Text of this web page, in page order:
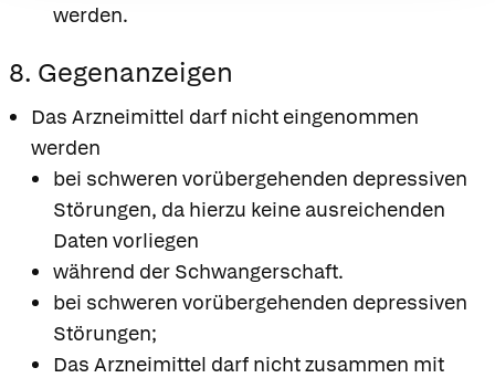
werden.
8. Gegenanzeigen
Das Arzneimittel darf nicht eingenommen
werden
bei schweren vorübergehenden depressiven
Störungen, da hierzu keine ausreichenden
Daten vorliegen
während der Schwangerschaft.
bei schweren vorübergehenden depressiven
Störungen;
Das Arzneimittel darf nicht zusammen mit